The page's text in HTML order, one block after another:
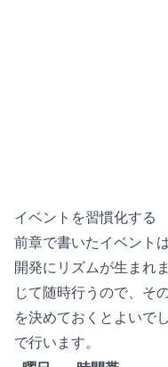
イベントを習慣化する
前章で書いたイベント
開発にリズムが生まれ
じて随時行うので、そ
を決めておくとよいで
で行います。